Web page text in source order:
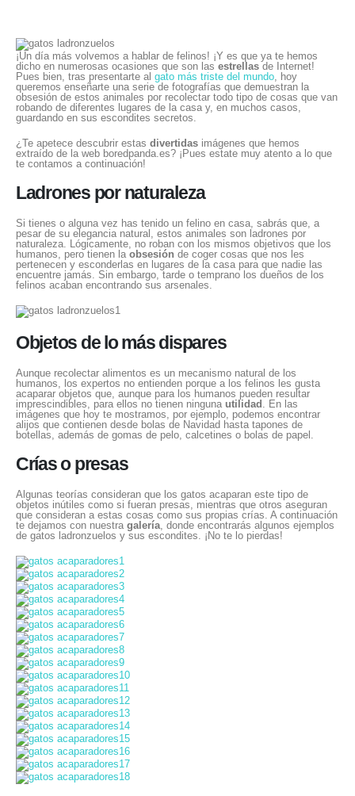
¡Un día más volvemos a hablar de felinos! ¡Y es que ya te hemos
dicho en numerosas ocasiones que son las estrellas de Internet!
Pues bien, tras presentarte al gato más triste del mundo, hoy
queremos enseñarte una serie de fotografías que demuestran la
obsesión de estos animales por recolectar todo tipo de cosas que van
robando de diferentes lugares de la casa y, en muchos casos,
guardando en sus escondites secretos.
¿Te apetece descubrir estas divertidas imágenes que hemos
extraído de la web boredpanda.es? ¡Pues estate muy atento a lo que
te contamos a continuación!
Ladrones por naturaleza
Si tienes o alguna vez has tenido un felino en casa, sabrás que, a
pesar de su elegancia natural, estos animales son ladrones por
naturaleza. Lógicamente, no roban con los mismos objetivos que los
humanos, pero tienen la obsesión de coger cosas que nos les
pertenecen y esconderlas en lugares de la casa para que nadie las
encuentre jamás. Sin embargo, tarde o temprano los dueños de los
felinos acaban encontrando sus arsenales.
Objetos de lo más dispares
Aunque recolectar alimentos es un mecanismo natural de los
humanos, los expertos no entienden porque a los felinos les gusta
acaparar objetos que, aunque para los humanos pueden resultar
imprescindibles, para ellos no tienen ninguna utilidad . En las
imágenes que hoy te mostramos, por ejemplo, podemos encontrar
alijos que contienen desde bolas de Navidad hasta tapones de
botellas, además de gomas de pelo, calcetines o bolas de papel.
Crías o presas
Algunas teorías consideran que los gatos acaparan este tipo de
objetos inútiles como si fueran presas, mientras que otros aseguran
que consideran a estas cosas como sus propias crías. A continuación
te dejamos con nuestra galería, donde encontrarás algunos ejemplos
de gatos ladronzuelos y sus escondites. ¡No te lo pierdas!